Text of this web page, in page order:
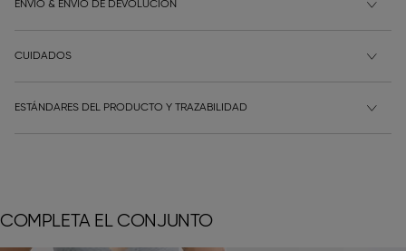
ENVÍO & ENVÍO DE DEVOLUCIÓN
CUIDADOS
ESTÁNDARES DEL PRODUCTO Y TRAZABILIDAD
COMPLETA EL CONJUNTO